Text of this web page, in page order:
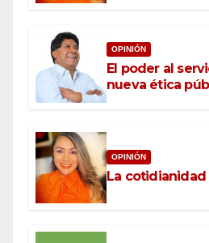
OPINIÓN
El poder al
nueva ética
OPINIÓN
La